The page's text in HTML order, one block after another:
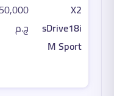
X2
sDrive18i
M Sport
ج.م